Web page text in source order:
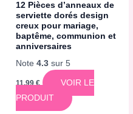
12 Pièces d’anneaux de
serviette dorés design
creux pour mariage,
baptême, communion et
anniversaires
Note 4.3sur 5
11,99€
VOIR LE
PRODUIT